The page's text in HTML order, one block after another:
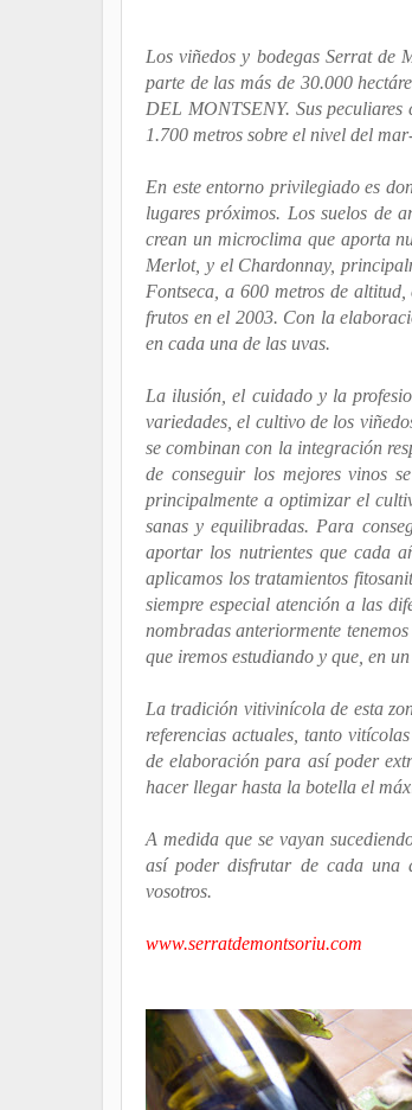
Los viñedos y bodegas Serrat
parte de las más de 30.000
DEL MONTSENY. Sus peculiares
1.700 metros sobre el nivel del
En este entorno privilegiado es
lugares próximos. Los suelos de
crean un microclima que aporta
Merlot, y el Chardonnay,
Fontseca, a 600 metros de
frutos en el 2003. Con la
en cada una de las uvas.
La ilusión, el cuidado y la
variedades, el cultivo de los
se combinan con la integración
de conseguir los mejores vinos
principalmente a optimizar el
sanas y equilibradas. Para
aportar los nutrientes que cada
aplicamos los tratamientos
siempre especial atención a las
nombradas anteriormente
que iremos estudiando y que, en
La tradición vitivinícola de esta
referencias actuales, tanto
de elaboración para así poder
hacer llegar hasta la botella el
A medida que se vayan
así poder disfrutar de cada una
vosotros.
www.serratdemontsoriu.com